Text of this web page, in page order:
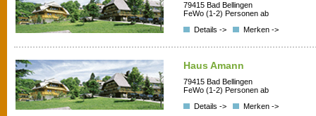
79415 Bad Bellingen
FeWo (1-2) Personen ab
Details ->
Merken ->
Haus Amann
79415 Bad Bellingen
FeWo (1-2) Personen ab
Details ->
Merken ->